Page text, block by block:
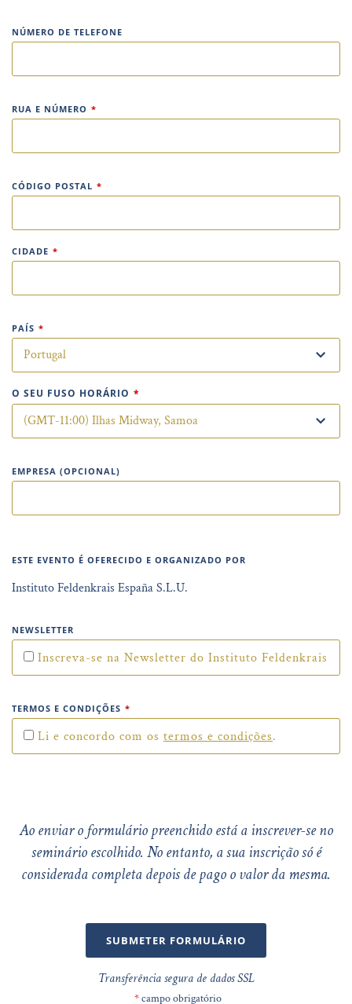
NÚMERO DE TELEFONE
RUA E NÚMERO *
CÓDIGO POSTAL *
CIDADE *
PAÍS *
O SEU FUSO HORÁRIO *
EMPRESA (OPCIONAL)
ESTE EVENTO É OFERECIDO E ORGANIZADO POR
Instituto Feldenkrais España S.L.U.
NEWSLETTER
Inscreva-se na Newsletter do Instituto Feldenkrais
TERMOS E CONDIÇÕES *
Li e concordo com os termos e condições.
Ao enviar o formulário preenchido está a inscrever-se no
seminário escolhido. No entanto, a sua inscrição só é
considerada completa depois de pago o valor da mesma.
SUBMETER FORMULÁRIO
Transferência segura de dados SSL
*campo obrigatório